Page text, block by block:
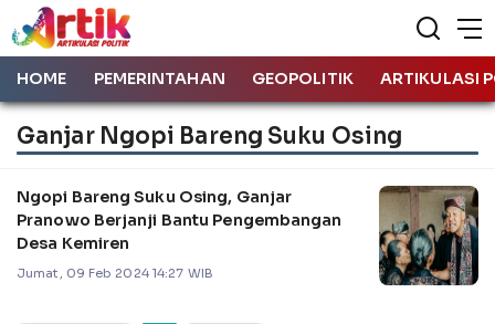
HOME PEMERINTAHAN GEOPOLITIK ARTIKULASI
Ganjar Ngopi Bareng Suku Osing
Ngopi Bareng Suku Osing, Ganjar
Pranowo Berjanji Bantu Pengembangan
Desa Kemiren
Jumat, 09 Feb 2024 14:27 WIB